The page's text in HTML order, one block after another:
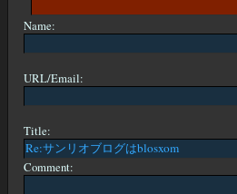
Name:
URL/Email:
Title:
Comment: